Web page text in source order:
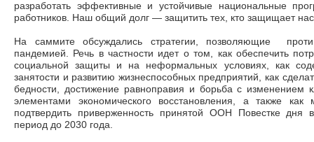
разработать эффективные и устойчивые национальные
работников. Наш общий долг ― защитить тех, кто защищает
На саммите обсуждались стратегии, позволяющие
пандемией. Речь в частности идет о том, как обеспечить
социальной защиты и на неформальных условиях, как
занятости и развитию жизнеспособных предприятий, как
бедности, достижение равноправия и борьба с изменением
элементами экономического восстановления, а также
подтвердить приверженность принятой ООН Повестке дня
период до 2030 года.